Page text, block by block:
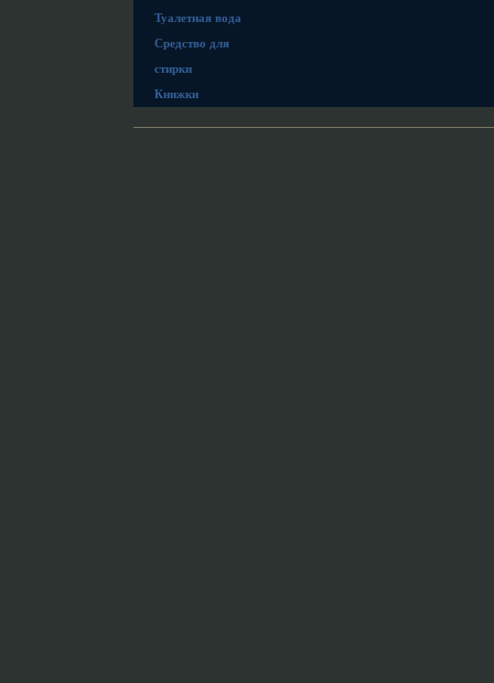
Туалетная вода
Средство для
стирки
Книжки